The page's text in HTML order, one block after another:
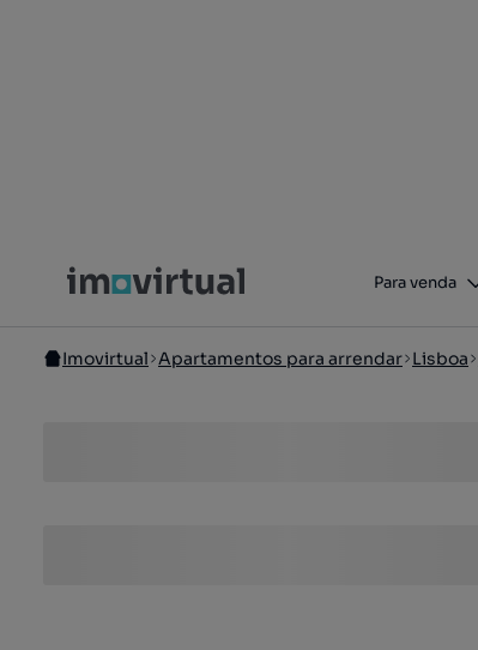
Para venda
Imovirtual Apartamentos para arrendar Lisboa